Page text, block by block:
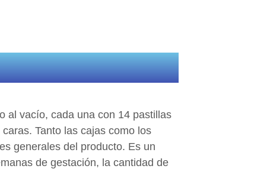
al vacío, cada una con 14 pastillas
Tanto las cajas como los
generales del producto. Es un
de gestación, la cantidad de